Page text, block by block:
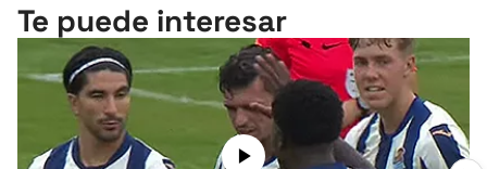
Te puede interesar